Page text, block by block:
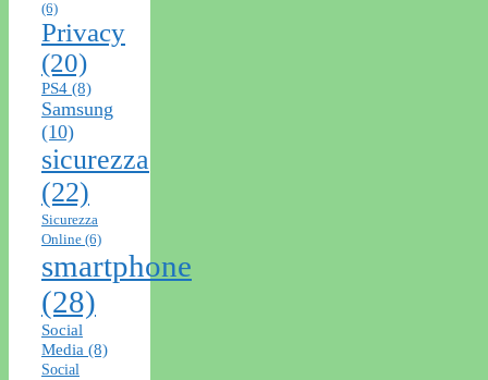
(6)
Privacy
(20)
PS4 (8)
Samsung
(10)
sicurezza
(22)
Sicurezza
Online (6)
smartphone
(28)
Social
Media (8)
Social